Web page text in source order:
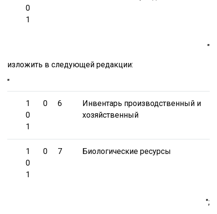
0
1
"
изложить в следующей редакции:
"
1
0
1
0 6
Инвентарь производственный и
хозяйственный
1
0
1
0 7 Биологические ресурсы
";